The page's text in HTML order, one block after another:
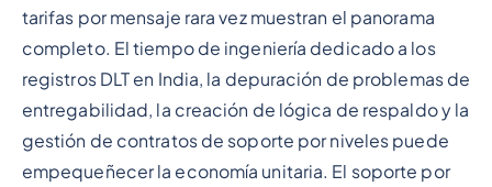
tarifas por mensaje rara vez muestran el panorama
completo. El tiempo de ingeniería dedicado a los
registros DLT en India, la depuración de problemas de
entregabilidad, la creación de lógica de respaldo y la
gestión de contratos de soporte por niveles puede
empequeñecer la economía unitaria. El soporte por